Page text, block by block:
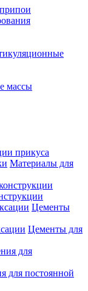
массы
прикуса
Материалы для
Цементы
Цементы для
для постоянной